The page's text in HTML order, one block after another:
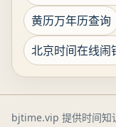
黄历万年历查询
北京时间在线闹
bjtime.vip 提供时间知